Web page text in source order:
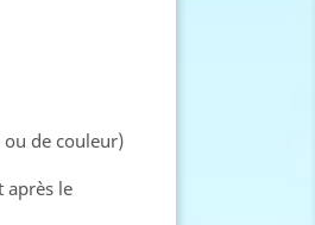
de couleur)
après le